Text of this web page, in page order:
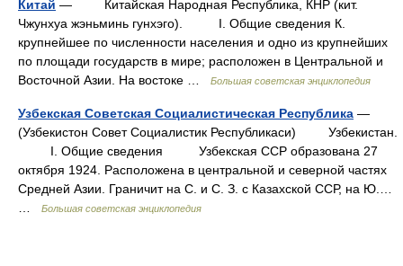
Китай — Китайская Народная Республика, КНР (кит.
Чжунхуа жэньминь гунхэго). I. Общие сведения К.
крупнейшее по численности населения и одно из крупнейших
по площади государств в мире; расположен в Центральной и
Восточной Азии. На востоке …
Большая советская энциклопедия
Узбекская Советская Социалистическая Республика —
(Узбекистон Совет Социалистик Республикаси) Узбекистан.
I. Общие сведения Узбекская ССР образована 27
октября 1924. Расположена в центральной и северной частях
Средней Азии. Граничит на С. и С. З. с Казахской ССР, на Ю.…
Большая советская энциклопедия